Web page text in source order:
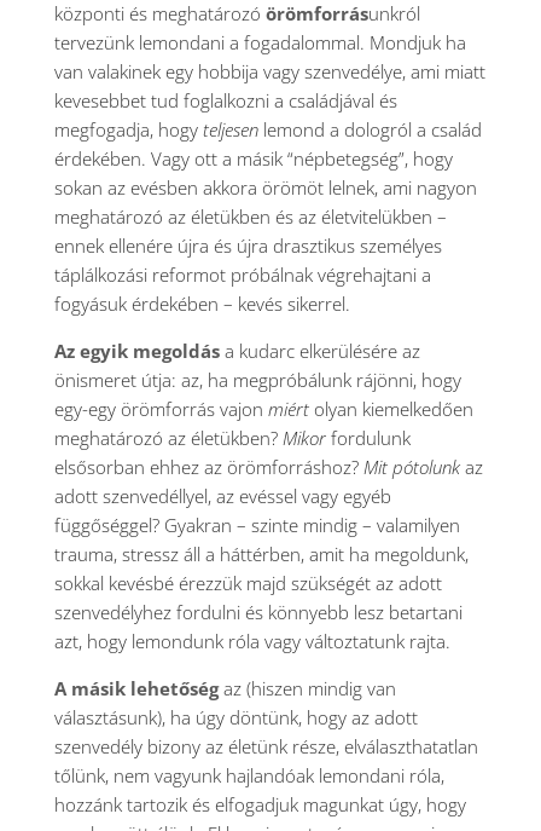
központi és meghatározó örömforrásunkról
tervezünk lemondani a fogadalommal. Mondjuk ha
van valakinek egy hobbija vagy szenvedélye, ami miatt
kevesebbet tud foglalkozni a családjával és
megfogadja, hogy teljesenlemond a dologról a család
érdekében. Vagy ott a másik “népbetegség”, hogy
sokan az evésben akkora örömöt lelnek, ami nagyon
meghatározó az életükben és az életvitelükben –
ennek ellenére újra és újra drasztikus személyes
táplálkozási reformot próbálnak végrehajtani a
fogyásuk érdekében – kevés sikerrel.
Az egyik megoldása kudarc elkerülésére az
önismeret útja: az, ha megpróbálunk rájönni, hogy
egy-egy örömforrás vajon miértolyan kiemelkedően
meghatározó az életükben? Mikorfordulunk
elsősorban ehhez az örömforráshoz? Mit pótolunk az
adott szenvedéllyel, az evéssel vagy egyéb
függőséggel? Gyakran – szinte mindig – valamilyen
trauma, stressz áll a háttérben, amit ha megoldunk,
sokkal kevésbé érezzük majd szükségét az adott
szenvedélyhez fordulni és könnyebb lesz betartani
azt, hogy lemondunk róla vagy változtatunk rajta.
A másik lehetőségaz (hiszen mindig van
választásunk), ha úgy döntünk, hogy az adott
szenvedély bizony az életünk része, elválaszthatatlan
tőlünk, nem vagyunk hajlandóak lemondani róla,
hozzánk tartozik és elfogadjuk magunkat úgy, hogy